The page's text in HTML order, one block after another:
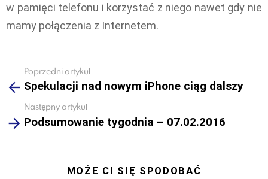
w pamięci telefonu i korzystać z niego nawet gdy nie
mamy połączenia z Internetem.
more
Poprzedni artykuł
Spekulacji nad nowym iPhone ciąg dalszy
Następny artykuł
Podsumowanie tygodnia – 07.02.2016
MOŻE CI SIĘ SPODOBAĆ